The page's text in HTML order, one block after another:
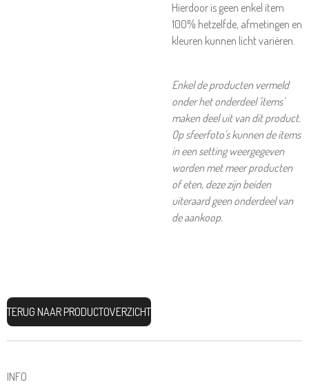
Hierdoor is geen enkel item
100% hetzelfde, afmetingen en
kleuren kunnen licht variëren.
Enkel de producten vermeld
onder het onderdeel 'items'
maken deel uit van dit product.
Op sfeerfoto's kunnen de items
in een setting weergegeven
worden met meer producten
of eten, deze zijn beiden
uiteraard geen onderdeel van
de aankoop.
TERUG NAAR PRODUCTOVERZICHT
INFO